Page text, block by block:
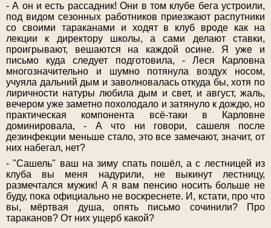
- А он и есть рассадник! Они в том клубе бега устроили,
под видом сезонных работников приезжают распутники
со своими тараканами и ходят в клуб вроде как на
лекции к директору школы, а сами делают ставки,
проигрывают, вешаются на каждой осине. Я уже и
письмо куда следует подготовила, - Леся Карловна
многозначительно и шумно потянула воздух носом,
учуяла дальний дым и заволновалась откуда бы, хотя по
лиричности натуры любила дым и свет, и август, жаль,
вечером уже заметно похолодало и затянуло к дождю, но
практическая компонента всё-таки в Карловне
доминировала, - А что ни говори, сашеля после
дезинфекции меньше стало, это все замечают, значит, от
них набегал, нет?
- "Сашель" ваш на зиму спать пошёл, а с лестницей из
клуба вы меня надурили, не выкинут лестницу,
размечтался мужик! А я вам пенсию носить больше не
буду, пока официально не воскреснете. И, кстати, про что
вы, мёртвая душа, опять письмо сочинили? Про
тараканов? От них ущерб какой?